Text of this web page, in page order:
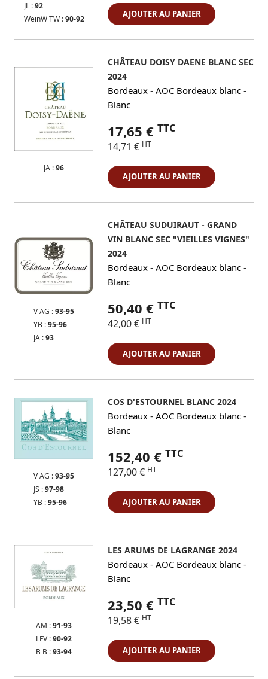
JL :92
WeinW TW :90-92 AJOUTER AU PANIER
JA :96
CHÂTEAU DOISY DAENE BLANC SEC
2024
Bordeaux - AOC Bordeaux blanc -
Blanc
17,65 € TTC
14,71 € HT
AJOUTER AU PANIER
V AG :93-95
YB :95-96
JA :93
CHÂTEAU SUDUIRAUT - GRAND
VIN BLANC SEC "VIEILLES VIGNES"
2024
Bordeaux - AOC Bordeaux blanc -
Blanc
50,40 € TTC
42,00 € HT
AJOUTER AU PANIER
V AG :93-95
JS :97-98
YB :95-96
COS D'ESTOURNEL BLANC 2024
Bordeaux - AOC Bordeaux blanc -
Blanc
152,40 € TTC
127,00 € HT
AJOUTER AU PANIER
AM :91-93
LFV :90-92
B B :93-94
LES ARUMS DE LAGRANGE 2024
Bordeaux - AOC Bordeaux blanc -
Blanc
23,50 € TTC
19,58 € HT
AJOUTER AU PANIER